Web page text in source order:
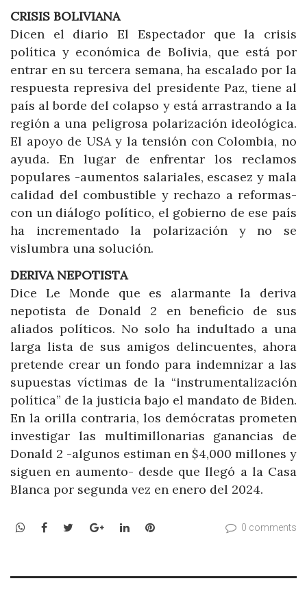
CRISIS BOLIVIANA
Dicen el diario El Espectador que la crisis
política y económica de Bolivia, que está por
entrar en su tercera semana, ha escalado por la
respuesta represiva del presidente Paz, tiene al
país al borde del colapso y está arrastrando a la
región a una peligrosa polarización ideológica.
El apoyo de USA y la tensión con Colombia, no
ayuda. En lugar de enfrentar los reclamos
populares -aumentos salariales, escasez y mala
calidad del combustible y rechazo a reformas-
con un diálogo político, el gobierno de ese país
ha incrementado la polarización y no se
vislumbra una solución.
DERIVA NEPOTISTA
Dice Le Monde que es alarmante la deriva
nepotista de Donald 2 en beneficio de sus
aliados políticos. No solo ha indultado a una
larga lista de sus amigos delincuentes, ahora
pretende crear un fondo para indemnizar a las
supuestas víctimas de la “instrumentalización
política” de la justicia bajo el mandato de Biden.
En la orilla contraria, los demócratas prometen
investigar las multimillonarias ganancias de
Donald 2 -algunos estiman en $4,000 millones y
siguen en aumento- desde que llegó a la Casa
Blanca por segunda vez en enero del 2024.
WhatsApp
Facebook
TwitterGoogle+LinkedInPinterest 0 comments